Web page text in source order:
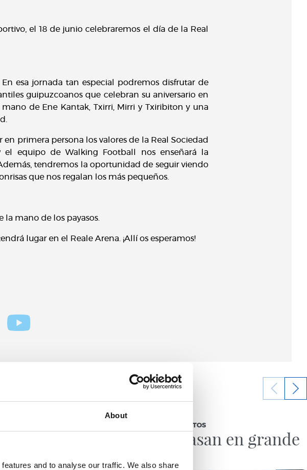
About
and to analyse our traffic. We also share
el 18 de junio celebraremos el día de la Real
esa jornada tan especial podremos disfrutar de
guipuzcoanos que celebran su aniversario en
de Ene Kantak, Txirri, Mirri y Txiribiton y una
primera persona los valores de la Real Sociedad
equipo de Walking Football nos enseñará la
tendremos la oportunidad de seguir viendo
que nos regalan los más pequeños.
mano de los payasos.
lugar en el Reale Arena. ¡Allí os esperamos!
y diversión
GALERÍA DE FOTOS
Se lo pasan en grande